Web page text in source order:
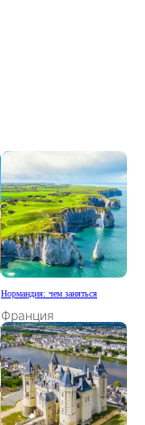
Нормандия: чем заняться
Франция